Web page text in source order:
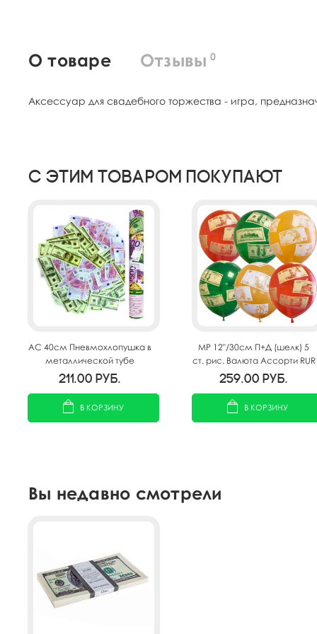
О товаре Отзывы 0
Аксессуар для свадебного торжества - игра,
С этим товаром покупают
AC 40см Пневмохлопушка в
металлической тубе
Денежный взрыв
211.00 руб.
В КОРЗИНУ
MP 12"/30см П+Д (шелк) 5
ст. рис. Валюта Ассорти RUR
$ € 25шт
259.00 руб.
В КОРЗИНУ
Вы недавно смотрели